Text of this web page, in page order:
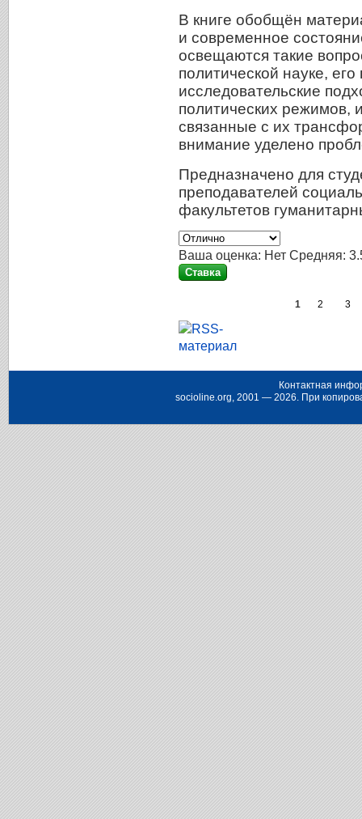
В книге обобщён
и современное
освещаются такие
политической науке,
исследовательские
политических режимов,
связанные с их
внимание уделено
Предназначено для
преподавателей
факультетов
Ваша оценка: Нет Средняя:
1 2 3
Контактная
socioline.org, 2001 — 2026. При